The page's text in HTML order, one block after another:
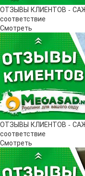
ОТЗЫВЫ КЛИЕНТОВ -
соответствие
Смотреть
ОТЗЫВЫ КЛИЕНТОВ -
соответствие
Смотреть